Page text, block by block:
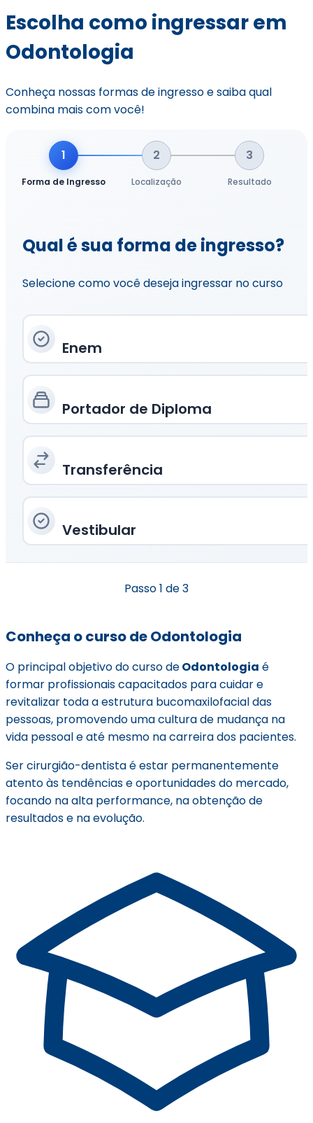
Escolha como ingressar em
Odontologia
Conheça nossas formas de ingresso e saiba qual
combina mais com você!
1
Forma de Ingresso
2
Localização
3
Resultado
Qual é sua forma de ingresso?
Selecione como você deseja ingressar no curso
Enem
Portador de Diploma
Transferência
Vestibular
Passo1 de 3
Conheça o curso de Odontologia
O principal objetivo do curso deOdontologia é
formar profissionais capacitados para cuidar e
revitalizar toda a estrutura bucomaxilofacial das
pessoas, promovendo uma cultura de mudança na
vida pessoal e até mesmo na carreira dos pacientes.
Ser cirurgião-dentista é estar permanentemente
atento às tendências e oportunidades do mercado,
focando na alta performance, na obtenção de
resultados e na evolução.